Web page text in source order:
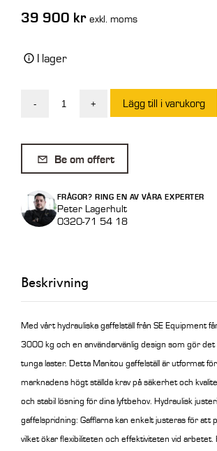
39 900 kr exkl. moms
I lager
-
Gaffelställ
Manitou
3
1500
mängd
+ Lägg till i varukorg
Be om offert
FRÅGOR? RING EN AV VÅRA EXPERTER
Peter Lagerhult
0320-71 54 18
Beskrivning
Med vårt hydrauliska gaffelställ från SE Equipment
3000 kg och en användarvänlig design som gör
tunga laster. Detta Manitou gaffelställ är utformat
marknadens högt ställda krav på säkerhet och
och stabil lösning för dina lyftbehov. Hydraulisk
gaffelspridning: Gafflarna kan enkelt justeras för att
vilket ökar flexibiliteten och effektiviteten vid arbetet.